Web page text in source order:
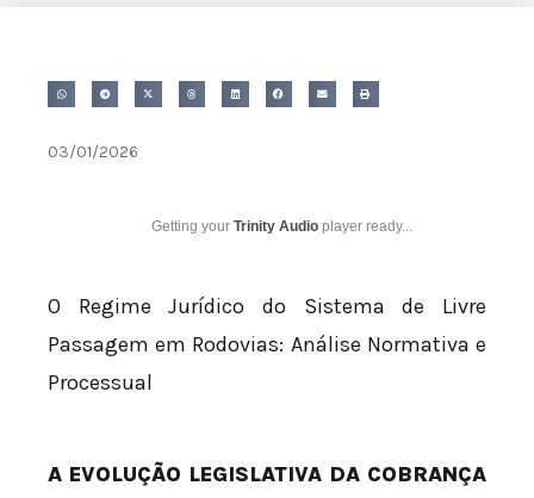
03/01/2026
Getting your Trinity Audio player ready...
O Regime Jurídico do Sistema de Livre
Passagem em Rodovias: Análise Normativa e
Processual
A EVOLUÇÃO LEGISLATIVA DA COBRANÇA